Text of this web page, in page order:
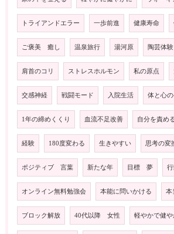
トライアンドエラー 一歩前進 健康寿命
ご褒美 癒し 温泉旅行 湯河原 陶芸体験
肩首のコリ ストレスホルモン 私の原点
交感神経 戦闘モード 入院生活 体と心
1年の締めくくり 血流不足改善 自分を責め
経験 180度変わる 生きやすい 思考の変
ポジティブ 言葉 新たな年 目標 夢
オンライン無料勉強会 本能に問いかける 本
ブロック解放 40代以降 女性 軽やかで健や